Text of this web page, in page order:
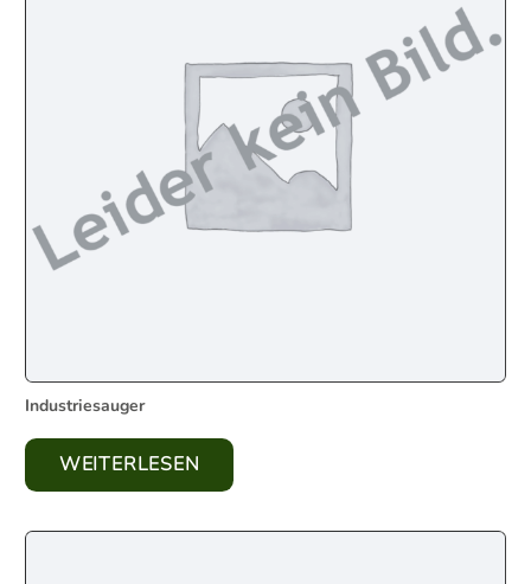
Industriesauger
WEITERLESEN